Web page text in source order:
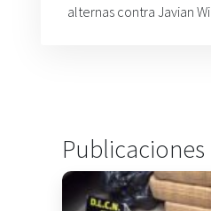
alternas contra Javian